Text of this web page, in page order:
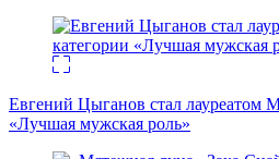
Евгений Цыганов стал лауреатом
«Лучшая мужская роль»